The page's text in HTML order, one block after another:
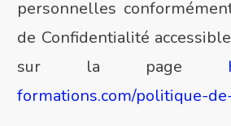
personnelles
de Confidentialité
sur la page
formations.com/politique-